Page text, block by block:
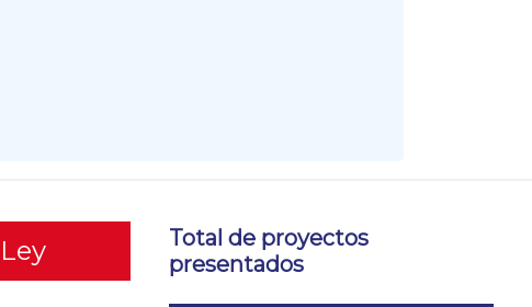
Total de proyectos
presentados